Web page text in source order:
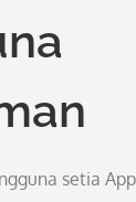
setia